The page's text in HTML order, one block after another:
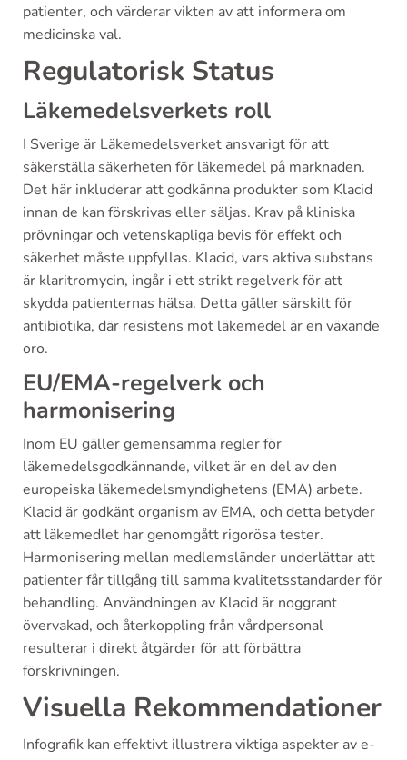
patienter, och värderar vikten av att informera om
medicinska val.
Regulatorisk Status
Läkemedelsverkets roll
I Sverige är Läkemedelsverket ansvarigt för att
säkerställa säkerheten för läkemedel på marknaden.
Det här inkluderar att godkänna produkter som Klacid
innan de kan förskrivas eller säljas. Krav på kliniska
prövningar och vetenskapliga bevis för effekt och
säkerhet måste uppfyllas. Klacid, vars aktiva substans
är klaritromycin, ingår i ett strikt regelverk för att
skydda patienternas hälsa. Detta gäller särskilt för
antibiotika, där resistens mot läkemedel är en växande
oro.
EU/EMA-regelverk och
harmonisering
Inom EU gäller gemensamma regler för
läkemedelsgodkännande, vilket är en del av den
europeiska läkemedelsmyndighetens (EMA) arbete.
Klacid är godkänt organism av EMA, och detta betyder
att läkemedlet har genomgått rigorösa tester.
Harmonisering mellan medlemsländer underlättar att
patienter får tillgång till samma kvalitetsstandarder för
behandling. Användningen av Klacid är noggrant
övervakad, och återkoppling från vårdpersonal
resulterar i direkt åtgärder för att förbättra
förskrivningen.
Visuella Rekommendationer
Infografik kan effektivt illustrera viktiga aspekter av e-